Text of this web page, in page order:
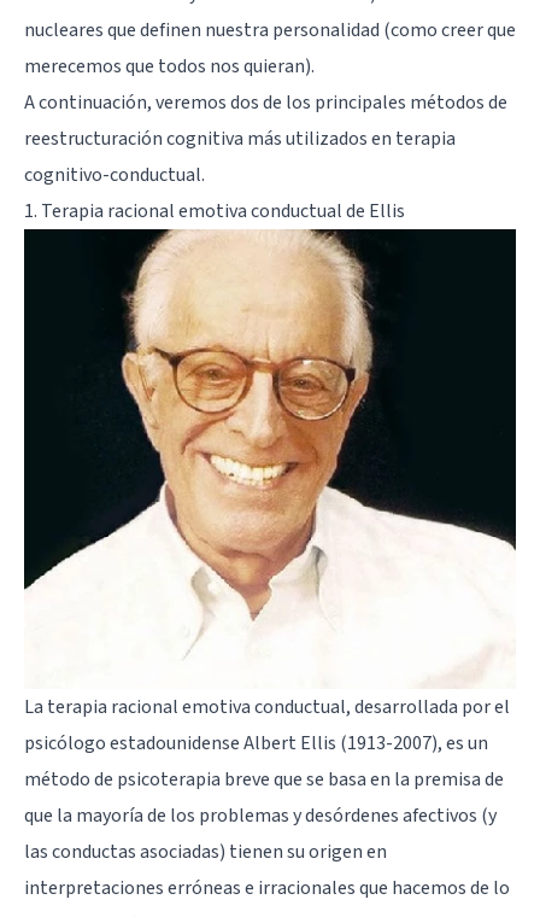
nucleares que definen nuestra personalidad (como creer que
merecemos que todos nos quieran).
A continuación, veremos dos de los principales métodos de
reestructuración cognitiva más utilizados en terapia
cognitivo-conductual.
1. Terapia racional emotiva conductual de Ellis
La terapia racional emotiva conductual, desarrollada por el
psicólogo estadounidense Albert Ellis (1913-2007), es un
método de psicoterapia breve que se basa en la premisa de
que la mayoría de los problemas y desórdenes afectivos (y
las conductas asociadas) tienen su origen en
interpretaciones erróneas e irracionales que hacemos de lo